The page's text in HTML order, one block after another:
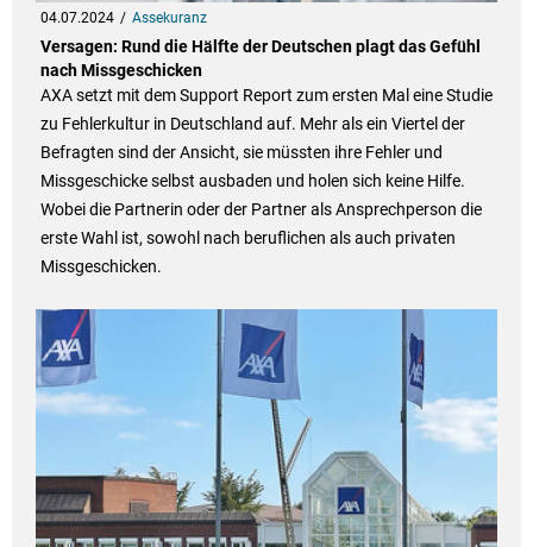
04.07.2024 Assekuranz
Versagen: Rund die Hälfte der Deutschen plagt das Gefühl
nach Missgeschicken
AXA setzt mit dem Support Report zum ersten Mal eine Studie
zu Fehlerkultur in Deutschland auf. Mehr als ein Viertel der
Befragten sind der Ansicht, sie müssten ihre Fehler und
Missgeschicke selbst ausbaden und holen sich keine Hilfe.
Wobei die Partnerin oder der Partner als Ansprechperson die
erste Wahl ist, sowohl nach beruflichen als auch privaten
Missgeschicken.